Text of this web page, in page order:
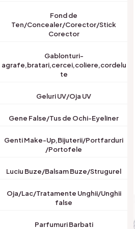
Fond de
Ten/Concealer/Corector/Stick
Corector
Gablonturi-
agrafe,bratari,cercei,coliere,cordelu
te
Geluri UV/Oja UV
Gene False/Tus de Ochi-Eyeliner
Genti Make-Up,Bijuterii/Portfarduri
/Portofele
Luciu Buze/Balsam Buze/Strugurel
Oja/Lac/Tratamente Unghii/Unghii
false
Parfumuri Barbati